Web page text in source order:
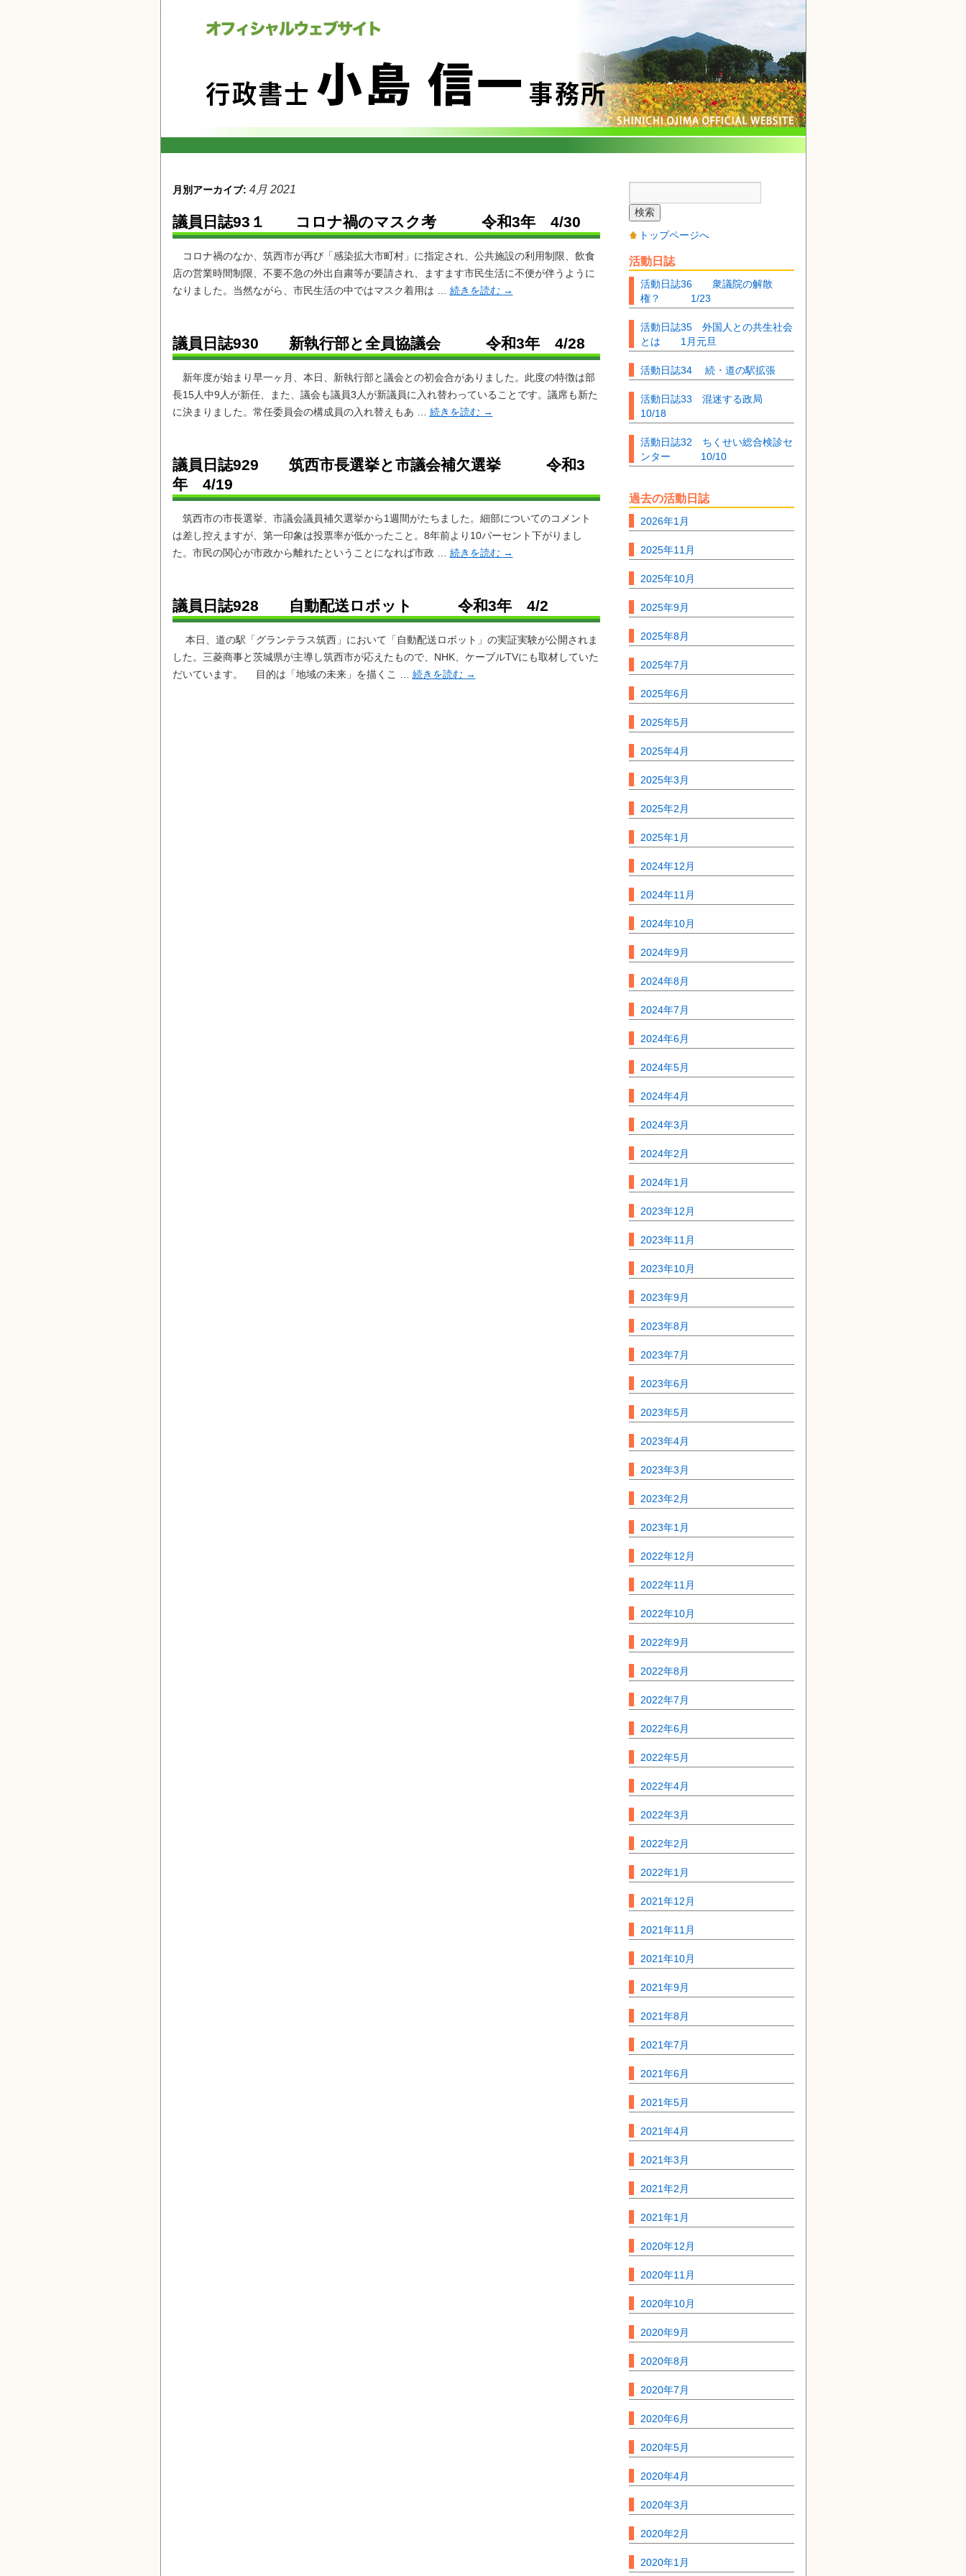
月別アーカイブ: 4月 2021
議員日誌93１ コロナ禍のマスク考 令和3年 4/30
コロナ禍のなか、筑西市が再び「感染拡大市町村」に指定され、公共施設の利用制限、飲食
店の営業時間制限、不要不急の外出自粛等が要請され、ますます市民生活に不便が伴うように
なりました。当然ながら、市民生活の中ではマスク着用は … 続きを読む →
議員日誌930 新執行部と全員協議会 令和3年 4/28
新年度が始まり早一ヶ月、本日、新執行部と議会との初会合がありました。此度の特徴は部
長15人中9人が新任、また、議会も議員3人が新議員に入れ替わっていることです。議席も新た
に決まりました。常任委員会の構成員の入れ替えもあ … 続きを読む →
議員日誌929 筑西市長選挙と市議会補欠選挙 令和3
年 4/19
筑西市の市長選挙、市議会議員補欠選挙から1週間がたちました。細部についてのコメント
は差し控えますが、第一印象は投票率が低かったこと。8年前より10パーセント下がりまし
た。市民の関心が市政から離れたということになれば市政 … 続きを読む →
議員日誌928 自動配送ロボット 令和3年 4/2
本日、道の駅「グランテラス筑西」において「自動配送ロボット」の実証実験が公開されま
した。三菱商事と茨城県が主導し筑西市が応えたもので、NHK、ケーブルTVにも取材していた
だいています。 目的は「地域の未来」を描くこ … 続きを読む →
トップページへ
活動日誌
活動日誌36 衆議院の解散
権？ 1/23
活動日誌35 外国人との共生社会
とは 1月元旦
活動日誌34 続・道の駅拡張
活動日誌33 混迷する政局
10/18
活動日誌32 ちくせい総合検診セ
ンター 10/10
過去の活動日誌
2026年1月
2025年11月
2025年10月
2025年9月
2025年8月
2025年7月
2025年6月
2025年5月
2025年4月
2025年3月
2025年2月
2025年1月
2024年12月
2024年11月
2024年10月
2024年9月
2024年8月
2024年7月
2024年6月
2024年5月
2024年4月
2024年3月
2024年2月
2024年1月
2023年12月
2023年11月
2023年10月
2023年9月
2023年8月
2023年7月
2023年6月
2023年5月
2023年4月
2023年3月
2023年2月
2023年1月
2022年12月
2022年11月
2022年10月
2022年9月
2022年8月
2022年7月
2022年6月
2022年5月
2022年4月
2022年3月
2022年2月
2022年1月
2021年12月
2021年11月
2021年10月
2021年9月
2021年8月
2021年7月
2021年6月
2021年5月
2021年4月
2021年3月
2021年2月
2021年1月
2020年12月
2020年11月
2020年10月
2020年9月
2020年8月
2020年7月
2020年6月
2020年5月
2020年4月
2020年3月
2020年2月
2020年1月